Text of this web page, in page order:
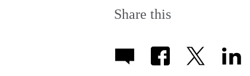
Share this